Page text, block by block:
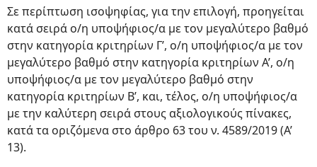
Σε περίπτωση ισοψηφίας, για την επιλογή, προηγείται
κατά σειρά ο/η υποψήφιος/α με τον μεγαλύτερο βαθμό
στην κατηγορία κριτηρίων Γ’, ο/η υποψήφιος/α με τον
μεγαλύτερο βαθμό στην κατηγορία κριτηρίων Α’, ο/η
υποψήφιος/α με τον μεγαλύτερο βαθμό στην
κατηγορία κριτηρίων B’, και, τέλος, ο/η υποψήφιος/α
με την καλύτερη σειρά στους αξιολογικούς πίνακες,
κατά τα οριζόμενα στο άρθρο 63 του ν. 4589/2019 (Α’
13).